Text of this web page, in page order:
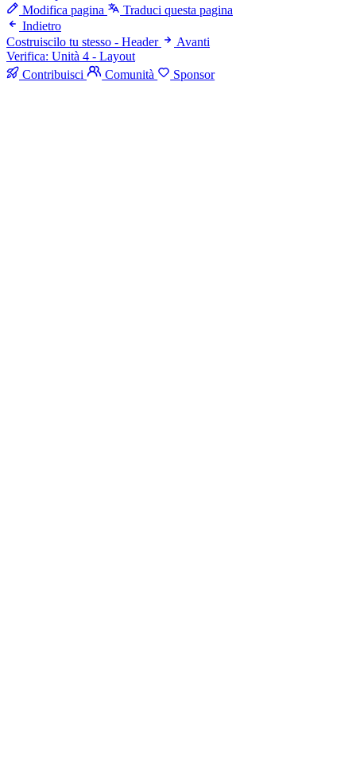
Modifica pagina
Traduci questa pagina
Indietro
Costruiscilo tu stesso - Header
Avanti
Verifica: Unità 4 - Layout
Contribuisci
Comunità Sponsor